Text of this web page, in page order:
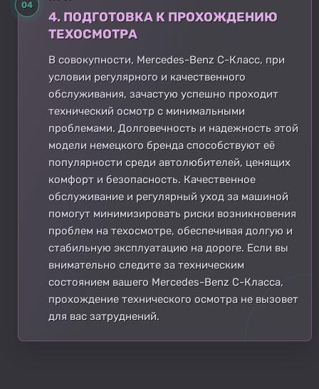
04
4. ПОДГОТОВКА К ПРОХОЖДЕНИЮ
ТЕХОСМОТРА
В совокупности, Mercedes-Benz C-Класс, при
условии регулярного и качественного
обслуживания, зачастую успешно проходит
технический осмотр с минимальными
проблемами. Долговечность и надежность этой
модели немецкого бренда способствуют её
популярности среди автолюбителей, ценящих
комфорт и безопасность. Качественное
обслуживание и регулярный уход за машиной
помогут минимизировать риски возникновения
проблем на техосмотре, обеспечивая долгую и
стабильную эксплуатацию на дороге. Если вы
внимательно следите за техническим
состоянием вашего Mercedes-Benz C-Класса,
прохождение технического осмотра не вызовет
для вас затруднений.